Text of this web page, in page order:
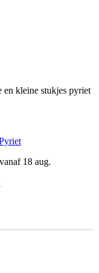
en kleine stukjes pyriet
18 aug.